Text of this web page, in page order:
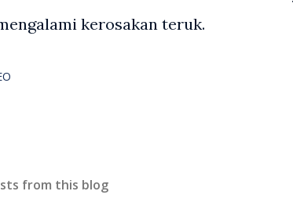
kerosakan teruk.
from this blog